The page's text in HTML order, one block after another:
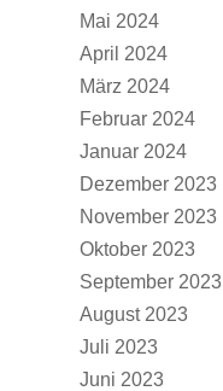
Mai 2024
April 2024
März 2024
Februar 2024
Januar 2024
Dezember 2023
November 2023
Oktober 2023
September 2023
August 2023
Juli 2023
Juni 2023